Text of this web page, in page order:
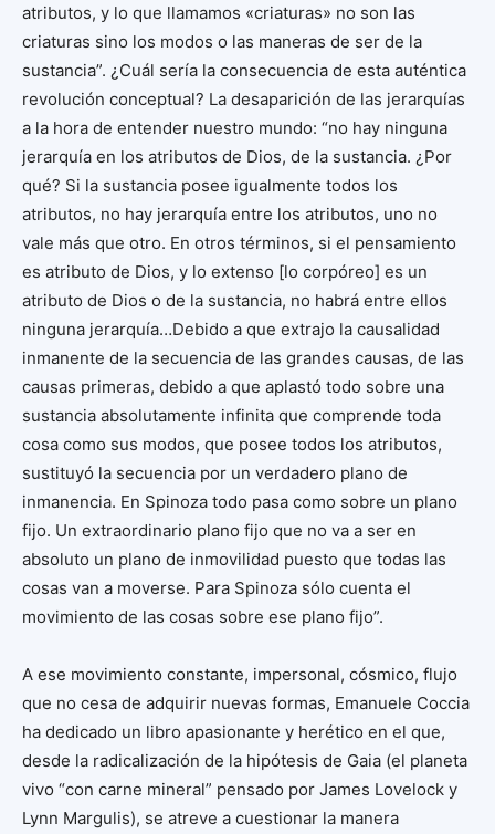
atributos, y lo que llamamos «criaturas» no son las
criaturas sino los modos o las maneras de ser de la
sustancia”. ¿Cuál sería la consecuencia de esta auténtica
revolución conceptual? La desaparición de las jerarquías
a la hora de entender nuestro mundo: “no hay ninguna
jerarquía en los atributos de Dios, de la sustancia. ¿Por
qué? Si la sustancia posee igualmente todos los
atributos, no hay jerarquía entre los atributos, uno no
vale más que otro. En otros términos, si el pensamiento
es atributo de Dios, y lo extenso [lo corpóreo] es un
atributo de Dios o de la sustancia, no habrá entre ellos
ninguna jerarquía…Debido a que extrajo la causalidad
inmanente de la secuencia de las grandes causas, de las
causas primeras, debido a que aplastó todo sobre una
sustancia absolutamente infinita que comprende toda
cosa como sus modos, que posee todos los atributos,
sustituyó la secuencia por un verdadero plano de
inmanencia. En Spinoza todo pasa como sobre un plano
fijo. Un extraordinario plano fijo que no va a ser en
absoluto un plano de inmovilidad puesto que todas las
cosas van a moverse. Para Spinoza sólo cuenta el
movimiento de las cosas sobre ese plano fijo”.
A ese movimiento constante, impersonal, cósmico, flujo
que no cesa de adquirir nuevas formas, Emanuele Coccia
ha dedicado un libro apasionante y herético en el que,
desde la radicalización de la hipótesis de Gaia (el planeta
vivo “con carne mineral” pensado por James Lovelock y
Lynn Margulis), se atreve a cuestionar la manera